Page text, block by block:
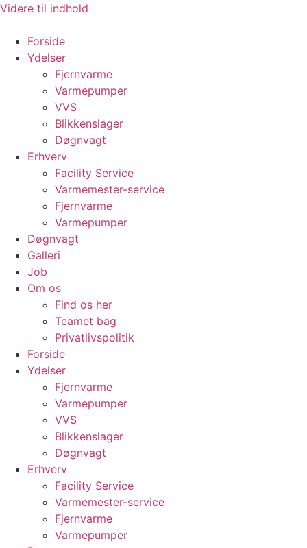
Videre til indhold
Forside
Ydelser
Fjernvarme
Varmepumper
VVS
Blikkenslager
Døgnvagt
Erhverv
Facility Service
Varmemester-service
Fjernvarme
Varmepumper
Døgnvagt
Galleri
Job
Om os
Find os her
Teamet bag
Privatlivspolitik
Forside
Ydelser
Fjernvarme
Varmepumper
VVS
Blikkenslager
Døgnvagt
Erhverv
Facility Service
Varmemester-service
Fjernvarme
Varmepumper